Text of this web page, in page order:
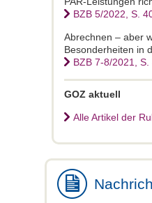
BZB 5/2022, S.
Abrechnen – aber
Besonderheiten in
BZB 7-8/2021, S.
GOZ aktuell
Alle Artikel der